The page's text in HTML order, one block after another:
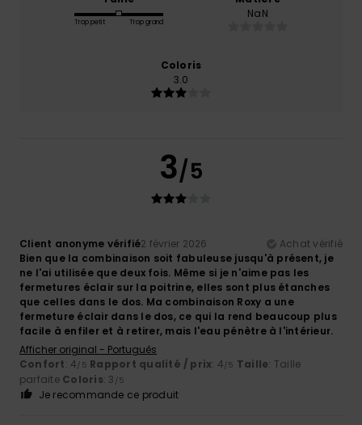
Trop petit Trop grand
NaN
Coloris
3.0
3/5
Client anonyme vérifié2 février 2026
Achat vérifié
Bien que la combinaison soit fabuleuse jusqu'à présent, je
ne l'ai utilisée que deux fois. Même si je n'aime pas les
fermetures éclair sur la poitrine, elles sont plus étanches
que celles dans le dos. Ma combinaison Roxy a une
fermeture éclair dans le dos, ce qui la rend beaucoup plus
facile à enfiler et à retirer, mais l'eau pénètre à l'intérieur.
Afficher original - Português
Confort: 4/5 Rapport qualité / prix: 4/5 Taille: Taille
parfaite Coloris: 3 /5
Je recommande ce produit